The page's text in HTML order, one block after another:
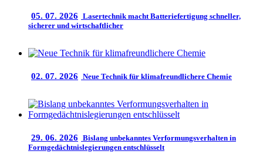
05. 07. 2026 Lasertechnik macht Batteriefertigung schneller,
sicherer und wirtschaftlicher
02. 07. 2026 Neue Technik für klimafreundlichere Chemie
29. 06. 2026 Bislang unbekanntes Verformungsverhalten in
Formgedächtnislegierungen entschlüsselt